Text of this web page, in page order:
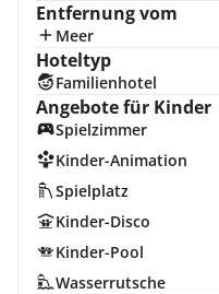
Entfernung vom
Meer
Hoteltyp
Familienhotel
Angebote für Kinder
Spielzimmer
Kinder-Animation
Spielplatz
Kinder-Disco
Kinder-Pool
Wasserrutsche